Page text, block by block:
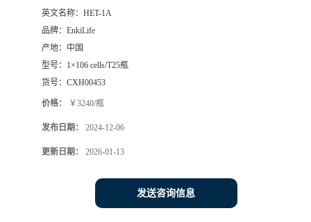
英文名称： HET-1A
品牌： EnkiLife
产地： 中国
型号： 1×106 cells/T25瓶
货号： CXH00453
价格： ￥3240/瓶
发布日期： 2024-12-06
更新日期： 2026-01-13
发送咨询信息